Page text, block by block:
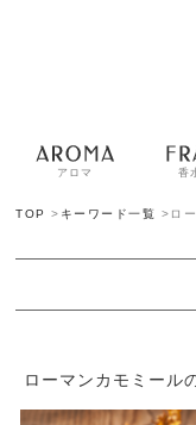
アロマ 香
TOP > キーワード一覧 > ロ
ローマンカモミール